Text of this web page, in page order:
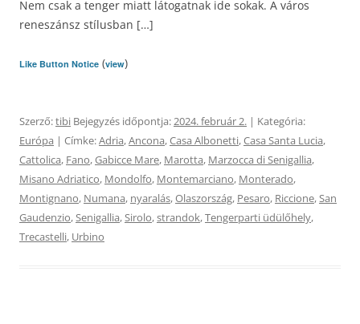
Nem csak a tenger miatt látogatnak ide sokak. A város
reneszánsz stílusban […]
Like Button Notice (view)
Szerző:tibi Bejegyzés időpontja:2024. február 2. | Kategória:
Európa | Címke:Adria,Ancona,Casa Albonetti,Casa Santa Lucia,
Cattolica, Fano,Gabicce Mare, Marotta, Marzocca di Senigallia,
Misano Adriatico, Mondolfo, Montemarciano, Monterado,
Montignano, Numana, nyaralás,Olaszország, Pesaro, Riccione,San
Gaudenzio,Senigallia,Sirolo,strandok,Tengerparti üdülőhely,
Trecastelli, Urbino